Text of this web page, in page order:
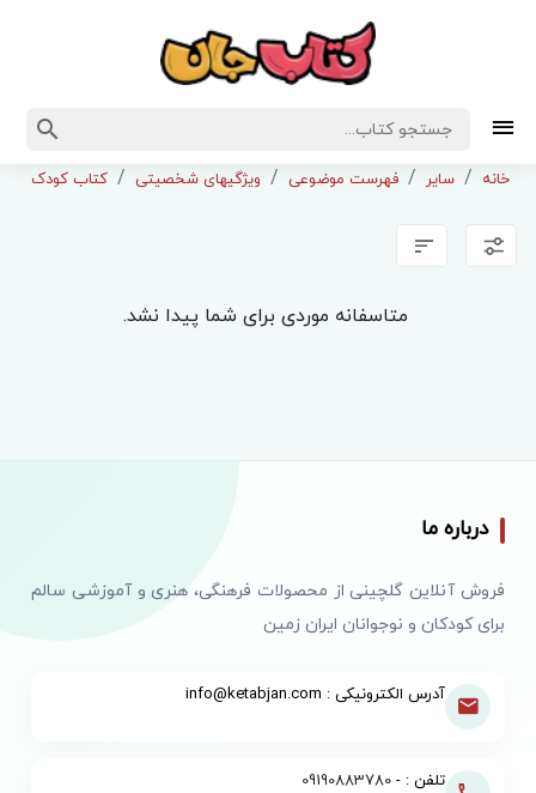
خانه سایر فهرست موضوعی ویژگیهای شخصیتی کتاب کودک
متاسفانه موردی برای شما پیدا نشد.
درباره ما
فروش آنلاین گلچینی از محصولات فرهنگی، هنری و آموزشی سالم
برای کودکان و نوجوانان ایران زمین
آدرس الکترونیکی : info@ketabjan.com
تلفن : -09190883780